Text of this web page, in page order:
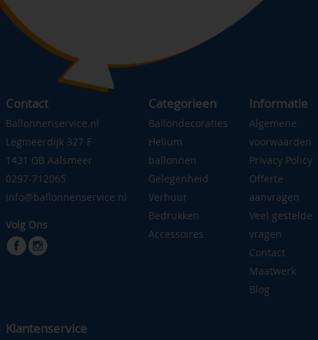
Contact
Ballonnenservice.nl
Legmeerdijk 327 F
1431 GB Aalsmeer
0297-712065
info@ballonnenservice.nl
Volg Ons
Categorieen
Ballondecoraties
Helium
ballonnen
Gelegenheid
Verhuur
Bedrukken
Accessoires
Informatie
Algemene
voorwaarden
Privacy Policy
Offerte
aanvragen
Veel gestelde
vragen
Contact
Maatwerk
Blog
Klantenservice